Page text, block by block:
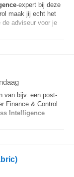
-expert bij deze
maak jij echt het
de adviseur voor je
van bijv. een post-
Finance & Control
Intelligence